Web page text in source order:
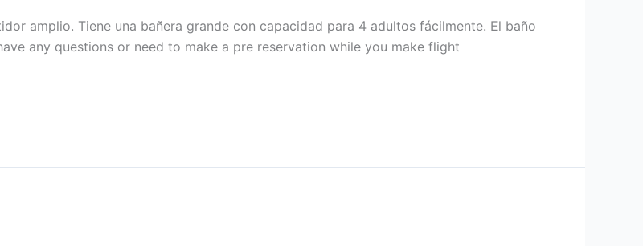
amplio. Tiene una bañera grande con capacidad para 4 adultos fácilmente. El baño
any questions or need to make a pre reservation while you make flight